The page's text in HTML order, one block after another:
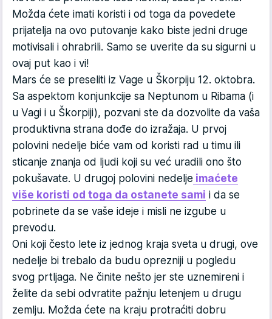
Možda ćete imati koristi i od toga da povedete
prijatelja na ovo putovanje kako biste jedni druge
motivisali i ohrabrili. Samo se uverite da su sigurni u
ovaj put kao i vi!
Mars će se preseliti iz Vage u Škorpiju 12. oktobra.
Sa aspektom konjunkcije sa Neptunom u Ribama (i
u Vagi i u Škorpiji), pozvani ste da dozvolite da vaša
produktivna strana dođe do izražaja. U prvoj
polovini nedelje biće vam od koristi rad u timu ili
sticanje znanja od ljudi koji su već uradili ono što
pokušavate. U drugoj polovini nedelje imaćete
više koristi od toga da ostanete sami i da se
pobrinete da se vaše ideje i misli ne izgube u
prevodu.
Oni koji često lete iz jednog kraja sveta u drugi, ove
nedelje bi trebalo da budu oprezniji u pogledu
svog prtljaga. Ne činite nešto jer ste uznemireni i
želite da sebi odvratite pažnju letenjem u drugu
zemlju. Možda ćete na kraju protraćiti dobru